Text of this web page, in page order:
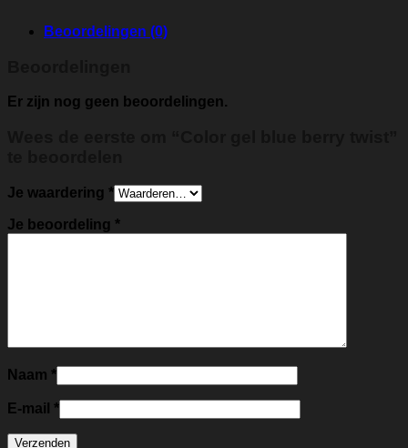
Beoordelingen (0)
Er zijn nog geen beoordelingen.
Je waardering *
Je beoordeling *
Naam *
E-mail *